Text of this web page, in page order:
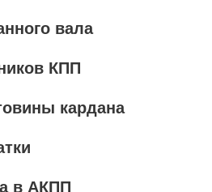
вала
КПП
кардана
в АКПП